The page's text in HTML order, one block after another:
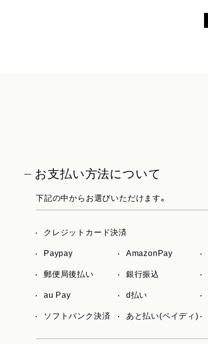
お支払い方法について
下記の中からお選びいただけます。
クレジットカード決済
Paypay AmazonPay
郵便局後払い 銀行振込
au Pay d払い
ソフトバンク決済 あと払い(ペイディ)